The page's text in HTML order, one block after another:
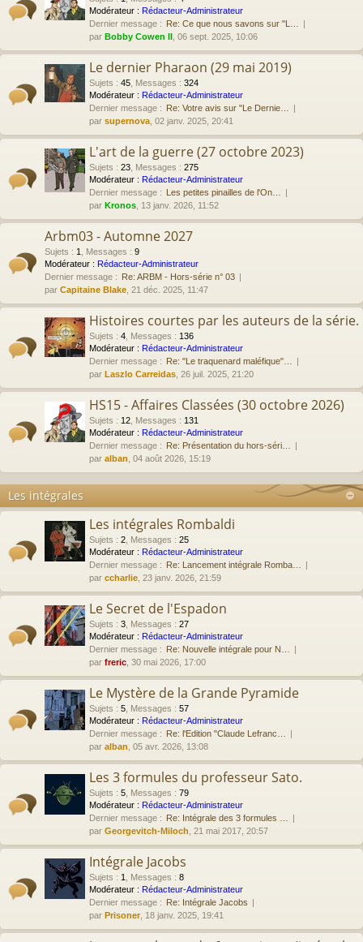
Modérateur : Rédacteur-Administrateur
Dernier message : Re: Ce que nous savons sur "L…
par Bobby Cowen II , 06 sept. 2025, 10:06
Le dernier Pharaon (29 mai 2019)
Sujets : 45 Messages : 324
Modérateur : Rédacteur-Administrateur
Dernier message : Re: Votre avis sur "Le Dernie…
par supernova , 02 janv. 2025, 20:41
L'art de la guerre (27 octobre 2023)
Sujets : 23 Messages : 275
Modérateur : Rédacteur-Administrateur
Dernier message : Les petites pinailles de l'On…
par Kronos , 13 janv. 2026, 11:52
Arbm03 - Automne 2027
Sujets : 1 Messages : 9
Modérateur : Rédacteur-Administrateur
Dernier message : Re: ARBM - Hors-série n° 03
par Capitaine Blake , 21 déc. 2025, 11:47
Histoires courtes par les auteurs de la série.
Sujets : 4 Messages : 136
Modérateur : Rédacteur-Administrateur
Dernier message : Re: "Le traquenard maléfique"…
par Laszlo Carreidas , 26 juil. 2025, 21:20
HS15 - Affaires Classées (30 octobre 2026)
Sujets : 12 Messages : 131
Modérateur : Rédacteur-Administrateur
Dernier message : Re: Présentation du hors-séri…
par alban , 04 août 2026, 15:19
Les intégrales
Les intégrales Rombaldi
Sujets : 2 Messages : 25
Modérateur : Rédacteur-Administrateur
Dernier message : Re: Lancement intégrale Romba…
par ccharlie , 23 janv. 2026, 21:59
Le Secret de l'Espadon
Sujets : 3 Messages : 27
Modérateur : Rédacteur-Administrateur
Dernier message : Re: Nouvelle intégrale pour N…
par freric , 30 mai 2026, 17:00
Le Mystère de la Grande Pyramide
Sujets : 5 Messages : 57
Modérateur : Rédacteur-Administrateur
Dernier message : Re: l'Edition "Claude Lefranc…
par alban , 05 avr. 2026, 13:08
Les 3 formules du professeur Sato.
Sujets : 5 Messages : 79
Modérateur : Rédacteur-Administrateur
Dernier message : Re: Intégrale des 3 formules …
par Georgevitch-Miloch , 21 mai 2017, 20:57
Intégrale Jacobs
Sujets : 1 Messages : 8
Modérateur : Rédacteur-Administrateur
Dernier message : Re: Intégrale Jacobs
par Prisoner , 18 janv. 2025, 19:41